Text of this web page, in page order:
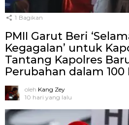
1 Bagikan
PMII Garut Beri
Kegagalan’ untuk
Tantang Kapolres
Perubahan dalam 100
oleh Kang Zey
10 hari yang lalu